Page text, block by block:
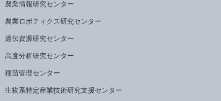
農業情報研究センター
農業ロボティクス研究センター
遺伝資源研究センター
高度分析研究センター
種苗管理センター
生物系特定産業技術研究支援センター